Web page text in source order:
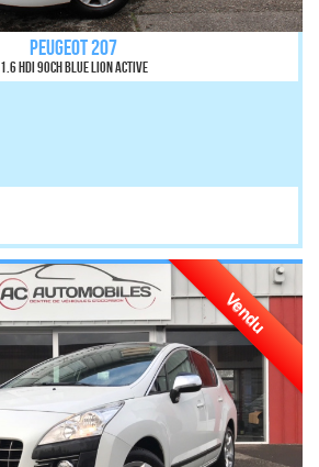
PEUGEOT 207
1.6 HDi 90ch BLUE LION Active
Vendu